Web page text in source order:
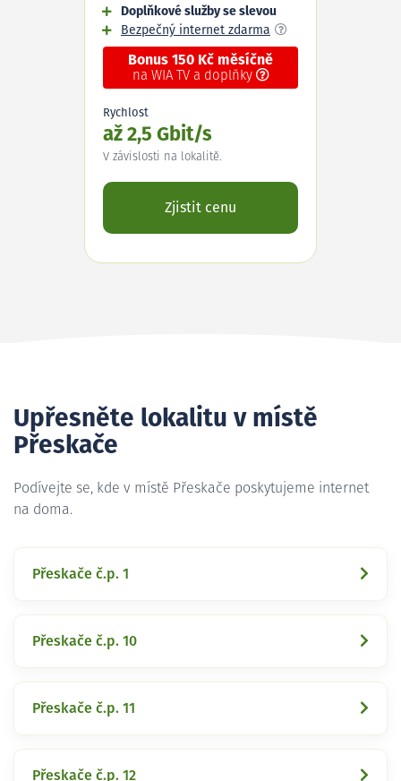
Doplňkové služby se slevou
Bezpečný internet zdarma
Bonus 150 Kč měsíčně
na WIA TV a doplňky
Rychlost
až 2,5 Gbit/s
V závislosti na lokalitě.
Zjistit cenu
Upřesněte lokalitu v místě
Přeskače
Podívejte se, kde v místě Přeskače poskytujeme internet
na doma.
Přeskače č.p. 1
Přeskače č.p. 10
Přeskače č.p. 11
Přeskače č.p. 12